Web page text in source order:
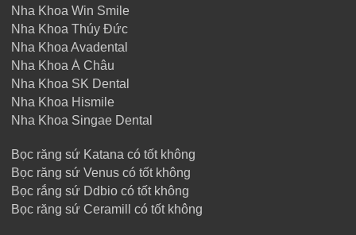
Nha Khoa Win Smile
Nha Khoa Thúy Đức
Nha Khoa Avadental
Nha Khoa Á Châu
Nha Khoa SK Dental
Nha Khoa Hismile
Nha Khoa Singae Dental
Bọc răng sứ Katana có tốt không
Bọc răng sứ Venus có tốt không
Bọc rắng sứ Ddbio có tốt không
Bọc răng sứ Ceramill có tốt không